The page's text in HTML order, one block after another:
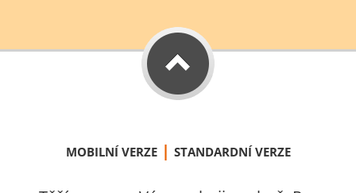
MOBILNÍ VERZE | STANDARDNÍ VERZE